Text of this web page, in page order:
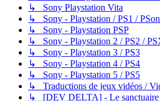
↳ Sony Playstation Vita
↳ Sony - Playstation / PS1 /
↳ Sony - Playstation PSP
↳ Sony - Playstation 2 / PS2 /
↳ Sony - Playstation 3 / PS3
↳ Sony - Playstation 4 / PS4
↳ Sony - Playstation 5 / PS5
↳ Traductions de jeux vidéos /
↳ [DEV DELTA] - Le sanctuaire